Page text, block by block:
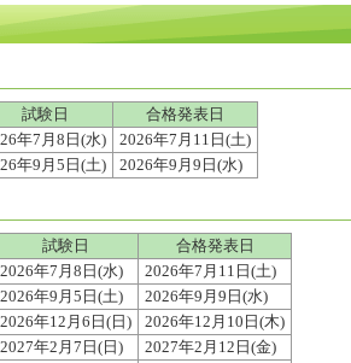
試験日
合格発表日
年7月8日(水)
2026年7月11日(土)
年9月5日(土) 2026年9月9日(水)
試験日
合格発表日
2026年7月8日(水)
2026年7月11日(土)
2026年9月5日(土)
2026年9月9日(水)
2026年12月6日(日)
2026年12月10日(木)
2027年2月7日(日)
2027年2月12日(金)